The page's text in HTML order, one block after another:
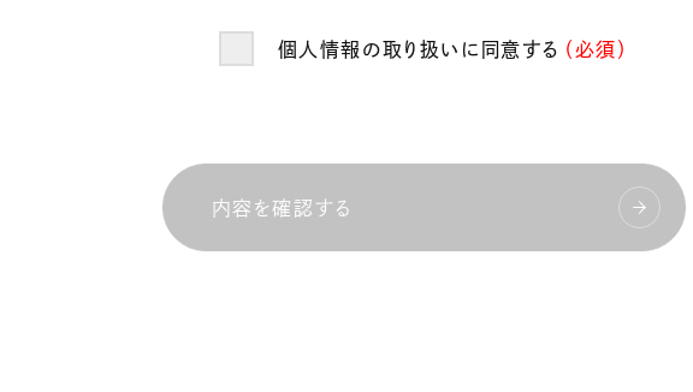
洩などを防止するため、セキュリティシステムの維持・管理体制の整備・社員教育の徹底等
当社は、お客様からお預かりした個人情報を、以下の目的で利用いたします。
当社のサービス向上・改善、新サービスを検討するための分析等を行うため。
メールマガジン等の配信、セミナーやイベントのご案内等のため。
個人情報の取り扱いに同意する （必須）
内容を確認する